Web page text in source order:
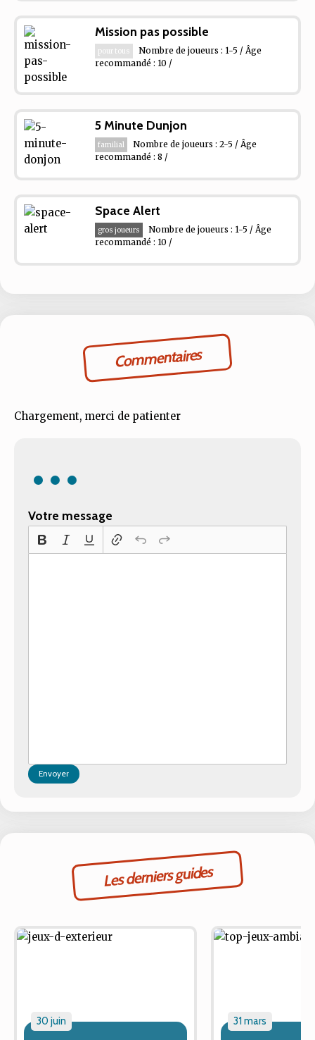
Mission pas possible
pour tous
Nombre de joueurs : 1-5 / Âge
recommandé : 10 /
5 Minute Dunjon
familial
Nombre de joueurs : 2-5 / Âge
recommandé : 8 /
Space Alert
gros joueurs
Nombre de joueurs : 1-5 / Âge
recommandé : 10 /
Commentaires
Chargement, merci de patienter
Votre message
Envoyer
Les derniers guides
30 juin 31 mars